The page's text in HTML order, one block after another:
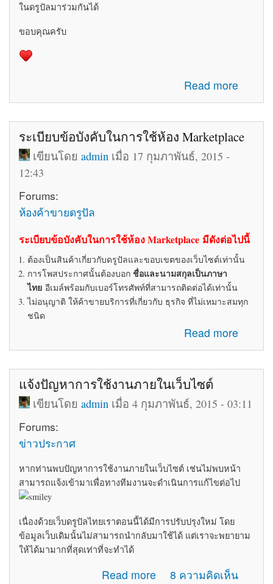
ในดรูปัลมาร่วมกันได้
ขอบคุณครับ
Read more
about รับสมัครทีมงานอัพเดทข่าวสารเกี่ยวกับ Drupal ใน
ประเทศไทย
ระเบียบข้อบังคับในการใช้ห้อง Marketplace
เขียนโดยadmin เมื่อ 17 กุมภาพันธ์, 2015 -
12:43
Forums:
ห้องค้าขายดรูปัล
ระเบียบข้อบังคับในการใช้ห้อง Marketplace มีดังต่อไปนี้
ต้องเป็นสินค้าเกี่ยวกับดรูปัลและขอบเขตของเว็บไซต์เท่านั้น
การโพสประกาศนั้นต้องบอก ชื่อและนามสกุลเป็นภาษา
ไทย อีเมล์พร้อมกับเบอร์โทรศัพท์ที่สามารถติดต่อได้เท่านั้น
ไม่อนุญาติ ให้ค้าขายบริการที่เกี่ยวกับ ธุรกิจ ที่ไม่เหมาะสมทุก
ชนิด
Read more
about ระเบียบข้อบังคับในการใช้ห้อง Marketplace
แจ้งปัญหาการใช้งานภายในเว็บไซต์
เขียนโดยadmin เมื่อ 4 กุมภาพันธ์, 2015 - 03:11
Forums:
ข่าวประกาศ
หากท่านพบปัญหาการใช้งานภายในเว็บไซต์ เช่นไม่พบหน้า
สามารถแจ้งเข้ามาเพื่อทางทีมงานจะดำเนินการแก้ไขต่อไป
เนื่องด้วยเว็บดรูปัลไทยเราตอนนี้ได้มีการปรับปรุงใหม่ โดย
ข้อมูลเว็บเดิมนั้นไม่สามารถนำกลับมาใช้ได้ แต่เราจะพยายาม
ให้ได้มามากที่สุดเท่าที่จะทำได้
Read more
about แจ้งปัญหาการใช้งานภายในเว็บไซต์8 ความคิดเห็น